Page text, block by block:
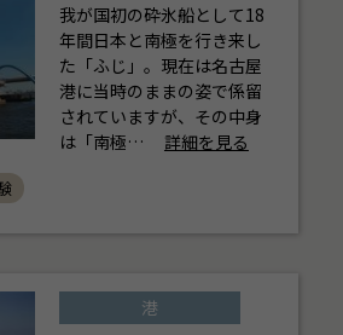
我が国初の砕氷船として18
年間日本と南極を行き来し
た「ふじ」。現在は名古屋
港に当時のままの姿で係留
されていますが、その中身
は「南極…
詳細を見る
港